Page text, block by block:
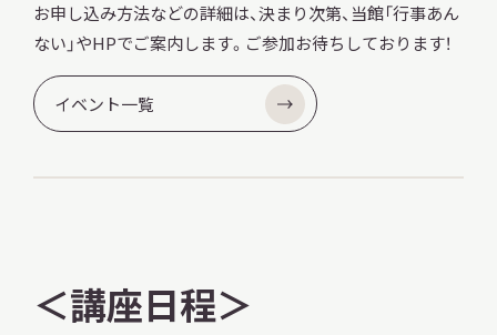
お申し込み方法などの詳細は、決まり次第、当館「行事あん
ない」やHPでご案内します。ご参加お待ちしております！
イベント一覧
＜講座日程＞